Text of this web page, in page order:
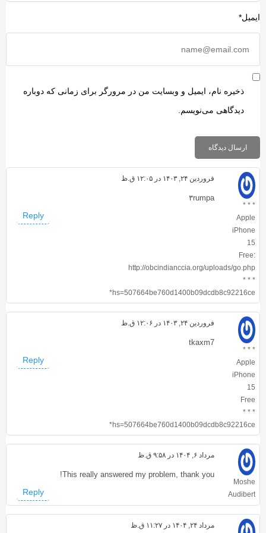
ذخیره نام، ایمیل و وبسایت من در مرورگر برای زمانی که دوباره
دیدگاهی می‌نویسم.
* * *
Apple
iPhone
Free:
http://obcindianccia.org/uploads/go.php
* * *
hs=507664be760d1400b09dcdb8c92216ce*
فروردین ۲۴, ۱۴۰۳ در ۱۲:۰۵ ق.ظ
۳rumpa
Reply
* * *
Apple
iPhone
Free
* * *
hs=507664be760d1400b09dcdb8c92216ce*
فروردین ۲۴, ۱۴۰۳ در ۱۲:۰۶ ق.ظ
tkaxm7
Reply
Moshe
Audibert
مرداد ۶, ۱۴۰۴ در ۹:۵۸ ق.ظ
This really answered my problem, thank you!
Reply
مرداد ۲۴, ۱۴۰۴ در ۱۱:۲۷ ق.ظ